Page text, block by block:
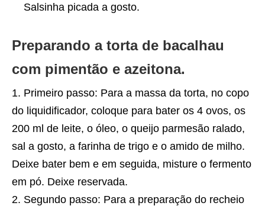
Salsinha picada a gosto.
Preparando a torta de bacalhau
com pimentão e azeitona.
Primeiro passo: Para a massa da torta, no copo
do liquidificador, coloque para bater os 4 ovos, os
200 ml de leite, o óleo, o queijo parmesão ralado,
sal a gosto, a farinha de trigo e o amido de milho.
Deixe bater bem e em seguida, misture o fermento
em pó. Deixe reservada.
Segundo passo: Para a preparação do recheio